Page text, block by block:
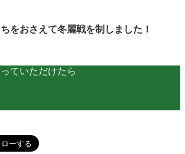
をおさえて冬麗戦を制しました！
ていただけたら